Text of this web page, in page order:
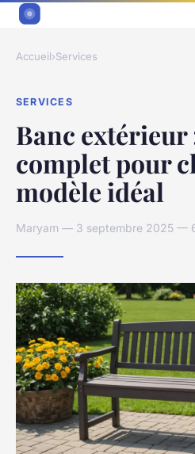
Accueil›Services
SERVICES
Banc extérieur
complet pour
modèle idéal
Maryam — 3 septembre 2025 —